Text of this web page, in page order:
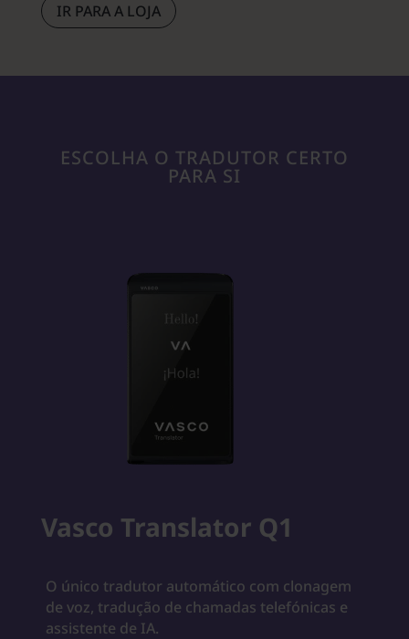
IR PARA A LOJA
ESCOLHA O TRADUTOR CERTO
PARA SI
Vasco Translator Q1
O único tradutor automático com clonagem
de voz, tradução de chamadas telefónicas e
assistente de IA.